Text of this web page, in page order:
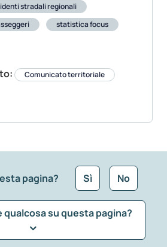
stradali regionali
statistica focus
Comunicato territoriale
pagina? Sì No
qualcosa su questa pagina?